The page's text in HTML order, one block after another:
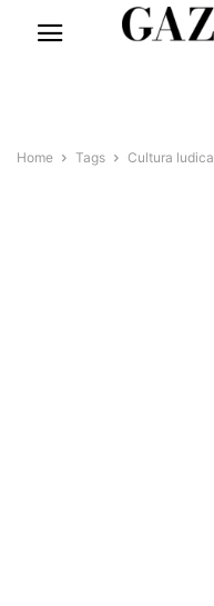
Home Tags Cultura ludica